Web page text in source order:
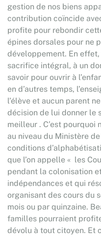
gestion de nos biens
contribution coïncide
profite pour rebondir
épines dorsales pour ne
développement. En effet,
sacrifice intégral, à un
savoir pour ouvrir à
en d’autres temps,
l’élève et aucun parent
décision de lui donner le
meilleur . C’est pourquoi
au niveau du Ministère
conditions
que l’on appelle « les
pendant la colonisation
indépendances et qui
organisant des cours du
mois ou par quinzaine.
familles pourraient
dévolu à tout citoyen. Et